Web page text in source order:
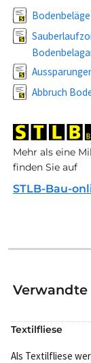
Abbruch
Mehr als eine
finden Sie auf
STLB-Bau-
Textilfliese
Als Textilfliese